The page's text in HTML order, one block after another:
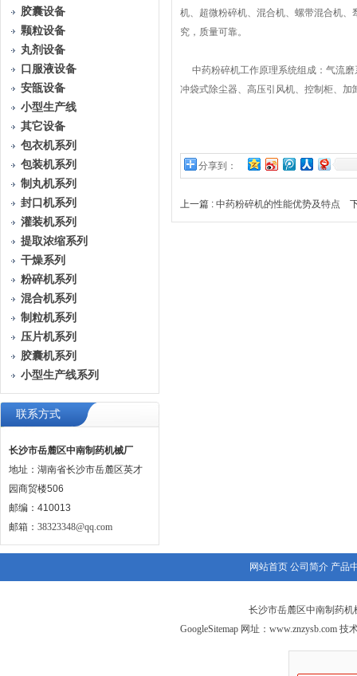
胶囊设备
颗粒设备
丸剂设备
口服液设备
安瓿设备
小型生产线
其它设备
包衣机系列
包装机系列
制丸机系列
封口机系列
灌装机系列
提取浓缩系列
干燥系列
粉碎机系列
混合机系列
制粒机系列
压片机系列
胶囊机系列
小型生产线系列
联系方式
长沙市岳麓区中南制药机械厂
地址：湖南省长沙市岳麓区英才
园商贸楼506
邮编：410013
邮箱： 38323348@qq.com
机、超微粉碎机、混合机、螺带混合机
究，质量可靠。
中药粉碎机工作原理系统组成：气流磨
冲袋式除尘器、高压引风机、控制柜、加
分享到：
上一篇 : 中药粉碎机的性能优势及特点
网站首页 公司简介 产品
长沙市岳麓区中南制药
GoogleSitemap 网址： www.znzysb.com 技